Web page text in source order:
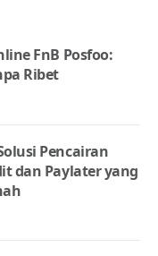
FnB Posfoo:
Ribet
Pencairan
dan Paylater yang